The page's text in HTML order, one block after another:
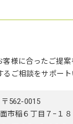
様に合ったご提
ご相談をサポート
〒562-0015
市稲６丁目７−１８